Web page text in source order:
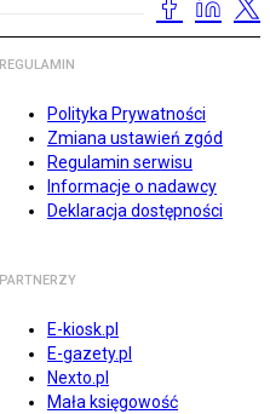
REGULAMIN
Polityka Prywatności
Zmiana ustawień zgód
Regulamin serwisu
Informacje o nadawcy
Deklaracja dostępności
PARTNERZY
E-kiosk.pl
E-gazety.pl
Nexto.pl
Mała księgowość